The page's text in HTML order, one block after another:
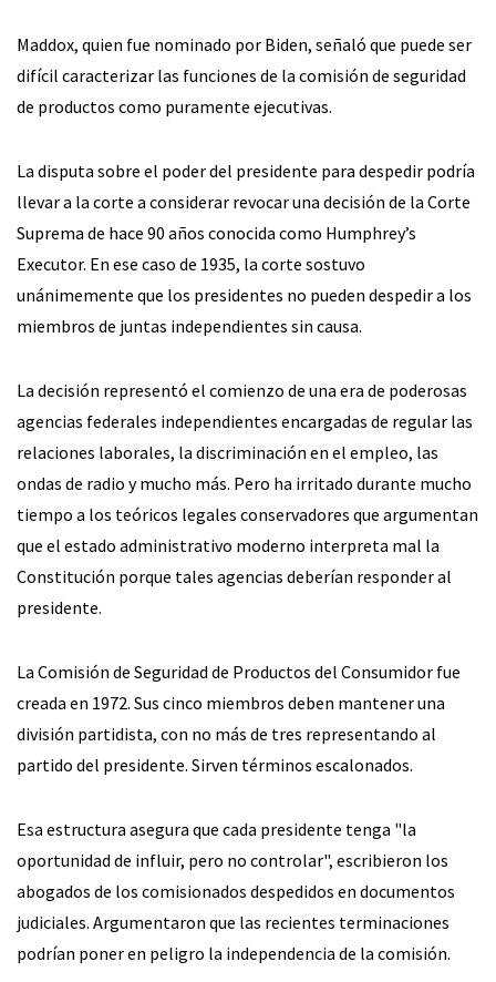
Maddox, quien fue nominado por Biden, señaló que puede ser
difícil caracterizar las funciones de la comisión de seguridad
de productos como puramente ejecutivas.
La disputa sobre el poder del presidente para despedir podría
llevar a la corte a considerar revocar una decisión de la Corte
Suprema de hace 90 años conocida como Humphrey’s
Executor. En ese caso de 1935, la corte sostuvo
unánimemente que los presidentes no pueden despedir a los
miembros de juntas independientes sin causa.
La decisión representó el comienzo de una era de poderosas
agencias federales independientes encargadas de regular las
relaciones laborales, la discriminación en el empleo, las
ondas de radio y mucho más. Pero ha irritado durante mucho
tiempo a los teóricos legales conservadores que argumentan
que el estado administrativo moderno interpreta mal la
Constitución porque tales agencias deberían responder al
presidente.
La Comisión de Seguridad de Productos del Consumidor fue
creada en 1972. Sus cinco miembros deben mantener una
división partidista, con no más de tres representando al
partido del presidente. Sirven términos escalonados.
Esa estructura asegura que cada presidente tenga "la
oportunidad de influir, pero no controlar", escribieron los
abogados de los comisionados despedidos en documentos
judiciales. Argumentaron que las recientes terminaciones
podrían poner en peligro la independencia de la comisión.